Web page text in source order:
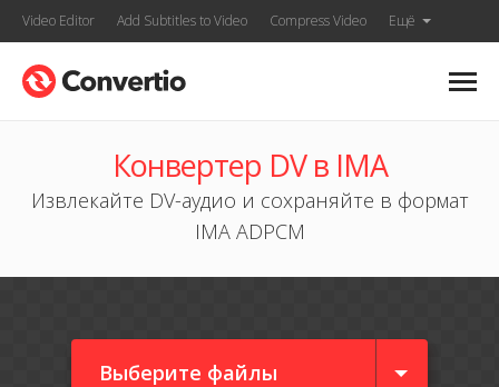
Video Editor Add Subtitles to Video Compress Video Ещё
Конвертер DV в IMA
Извлекайте DV-аудио и сохраняйте в формат
IMA ADPCM
Выберите файлы